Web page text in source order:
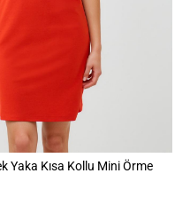
Yaka Kısa Kollu Mini Örme